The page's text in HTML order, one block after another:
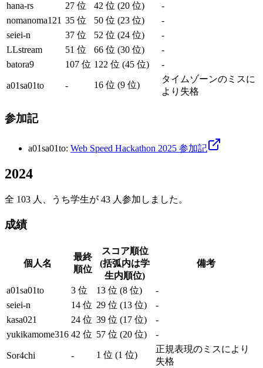
hana-rs
27 位 42 位 (20 位)
-
nomanoma121 35 位 50 位 (23 位)
-
seiei-n
37 位 52 位 (24 位)
-
LLstream
51 位 66 位 (30 位)
-
batora9
107 位 122 位 (45 位) -
a01sa01to - 16 位 (9 位)
タイムゾーンのミスに
より失格
参加記
a01sa01to: Web Speed Hackathon 2025 参加記
2024
全 103 人、うち学生が 43 人参加しました。
成績
個人名
最終
順位
スコア順位
(括弧内は学
生内順位)
備考
a01sa01to 3 位 13 位 (8 位)
-
seiei-n
14 位 29 位 (13 位)
-
kasa021
24 位 39 位 (17 位)
-
yukikamome316 42 位 57 位 (20 位) -
Sor4chi - 1 位 (1 位)
正規表現のミスにより
失格